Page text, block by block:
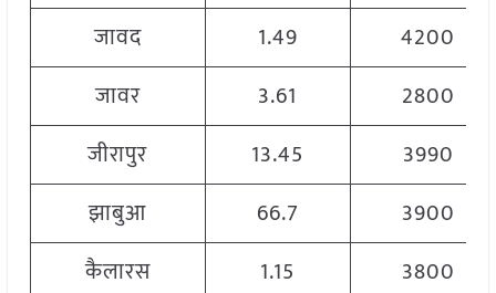
जावद
1.49
4200
जावर
3.61
2800
जीरापुर
13.45
3990
झाबुआ
66.7
3900
कैलारस
1.15
3800